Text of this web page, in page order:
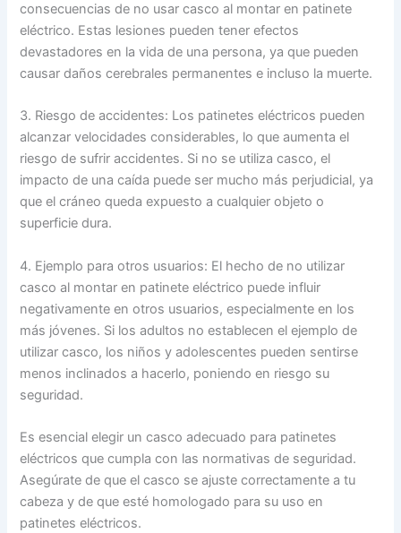
consecuencias de no usar casco al montar en patinete
eléctrico. Estas lesiones pueden tener efectos
devastadores en la vida de una persona, ya que pueden
causar daños cerebrales permanentes e incluso la muerte.
3. Riesgo de accidentes: Los patinetes eléctricos pueden
alcanzar velocidades considerables, lo que aumenta el
riesgo de sufrir accidentes. Si no se utiliza casco, el
impacto de una caída puede ser mucho más perjudicial, ya
que el cráneo queda expuesto a cualquier objeto o
superficie dura.
4. Ejemplo para otros usuarios: El hecho de no utilizar
casco al montar en patinete eléctrico puede influir
negativamente en otros usuarios, especialmente en los
más jóvenes. Si los adultos no establecen el ejemplo de
utilizar casco, los niños y adolescentes pueden sentirse
menos inclinados a hacerlo, poniendo en riesgo su
seguridad.
Es esencial elegir un casco adecuado para patinetes
eléctricos que cumpla con las normativas de seguridad.
Asegúrate de que el casco se ajuste correctamente a tu
cabeza y de que esté homologado para su uso en
patinetes eléctricos.